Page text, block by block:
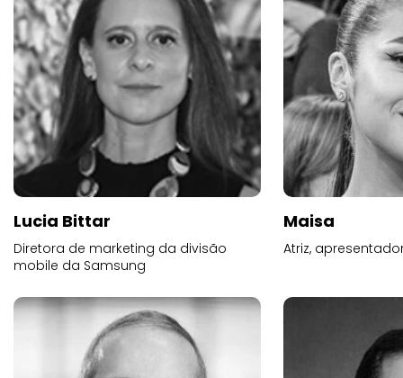
Lucia Bittar
Diretora de marketing da divisão
mobile da Samsung
Maisa
Atriz,